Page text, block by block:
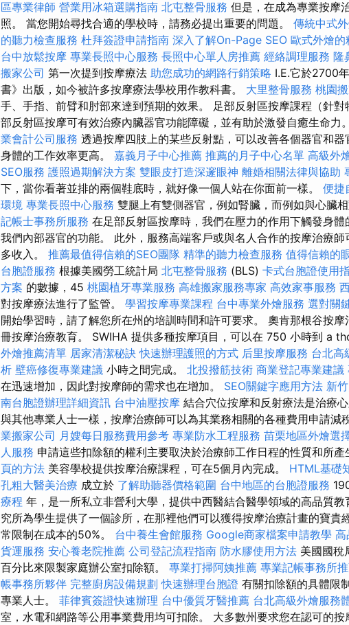
區專業律師 營業用冰箱選購指南 北屯整骨服務 但是，在成為專業按摩
照。 當您開始尋找合適的學校時，請務必提出重要的問題。 傳統中式
的聽力檢查服務 杜拜簽證申請指南 深入了解On-Page SEO 歐式外燴的
台中放鬆按摩 專業長照中心服務 長照中心單人房推薦 經絡調理服務 隆
搬家公司 第一次提到按摩療法 助您成功的網路行銷策略 I.E.它於2700
書》出版，如今被許多按摩療法學校用作教科書。 大里整骨服務 桃園
手、手指、前臂和肘部來達到預期的效果。 足部反射區按摩課程（針對
部反射區按摩可有效治療內臟器官功能障礙，並有助於激發自癒生命力。
業會計公司服務 透過按摩四肢上的某些反射點，可以改善各個器官和
身體的工作效率更高。 嘉義月子中心推薦 推薦的月子中心名單 高級外
SEO服務 護照過期解決方案 雙眼皮打造深邃眼神 離婚相關法律與協助
下，當你看著並排的兩個鞋底時，就好像一個人站在你面前一樣。 便捷
環境 專業長照中心服務 雙腿上有雙側器官，例如腎臟，而例如與心臟
記帳士事務所服務 在足部反射區按摩時，我們在壓力的作用下觸發身
我們內部器官的功能。 此外，服務高端客戶或與名人合作的按摩治療
多收入。 推薦最值得信賴的SEO團隊 精準的聽力檢查服務 值得信賴的
台胞證服務 根據美國勞工統計局 北屯整骨服務 (BLS) 卡式台胞證使用
方案 的數據，45 桃園植牙專業服務 高雄搬家服務專家 高效家事服務
對按摩療法進行了監管。 學習按摩專業課程 台中專業外燴服務 選對關
開始學習時，請了解您所在州的培訓時間和許可要求。 奧肯那根谷按
冊按摩治療教育。 SWIHA 提供多種按摩項目，可以在 750 小時到 a
外燴推薦清單 居家清潔秘訣 快速辦理護照的方式 后里按摩服務 台北高
析 壁癌修復專業建議 小時之間完成。 北投撥筋技術 商業登記專業建議
在迅速增加，因此對按摩師的需求也在增加。 SEO關鍵字應用方法 新
南台胞證辦理詳細資訊 台中油壓按摩 結合穴位按摩和反射療法是治療
與其他專業人士一樣，按摩治療師可以為其業務相關的各種費用申請減
業搬家公司 月嫂每日服務費用參考 專業防水工程服務 苗栗地區外燴選
人服務 申請這些扣除額的權利主要取決於治療師工作日程的性質和所產
頁的方法 美容學校提供按摩治療課程，可在5個月內完成。 HTML基礎
孔粗大醫美治療 成立於 了解助聽器價格範圍 台中地區的台胞證服務
療程 年，是一所私立非營利大學，提供中西醫結合醫學領域的高品質教
究所為學生提供了一個診所，在那裡他們可以獲得按摩治療計畫的寶貴
常限制在成本的50%。 台中養生會館服務 Google商家檔案申請教學 高
貨運服務 安心養老院推薦 公司登記流程指南 防水膠使用方法 美國國稅
百分比來限製家庭辦公室扣除額。 專業打掃阿姨推薦 專業記帳事務所
帳事務所夥伴 完整廚房設備規劃 快速辦理台胞證 有關扣除額的具體限
專業人士。 菲律賓簽證快速辦理 台中優質牙醫推薦 台北高級外燴服務
室，水電和網路等公用事業費用均可扣除。 大多數州要求您在認可的按